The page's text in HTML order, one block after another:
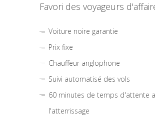
Favori des voyageurs
Voiture noire garantie
Prix fixe
Chauffeur anglophone
Suivi automatisé des vols
60 minutes de temps d'attente
l'atterrissage